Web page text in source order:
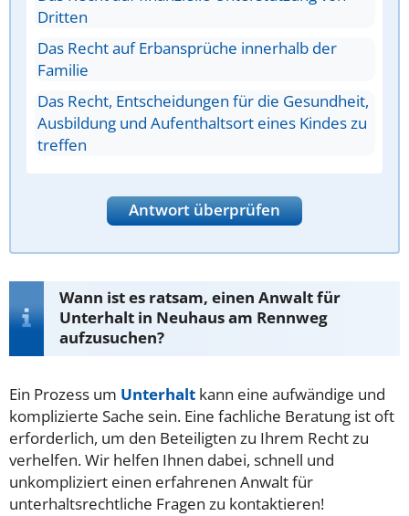
Dritten
Das Recht auf Erbansprüche innerhalb der
Familie
Das Recht, Entscheidungen für die Gesundheit,
Ausbildung und Aufenthaltsort eines Kindes zu
treffen
Antwort überprüfen
Wann ist es ratsam, einen Anwalt für
Unterhalt in Neuhaus am Rennweg
aufzusuchen?
Ein Prozess um Unterhalt kann eine aufwändige und
komplizierte Sache sein. Eine fachliche Beratung ist oft
erforderlich, um den Beteiligten zu Ihrem Recht zu
verhelfen. Wir helfen Ihnen dabei, schnell und
unkompliziert einen erfahrenen Anwalt für
unterhaltsrechtliche Fragen zu kontaktieren!